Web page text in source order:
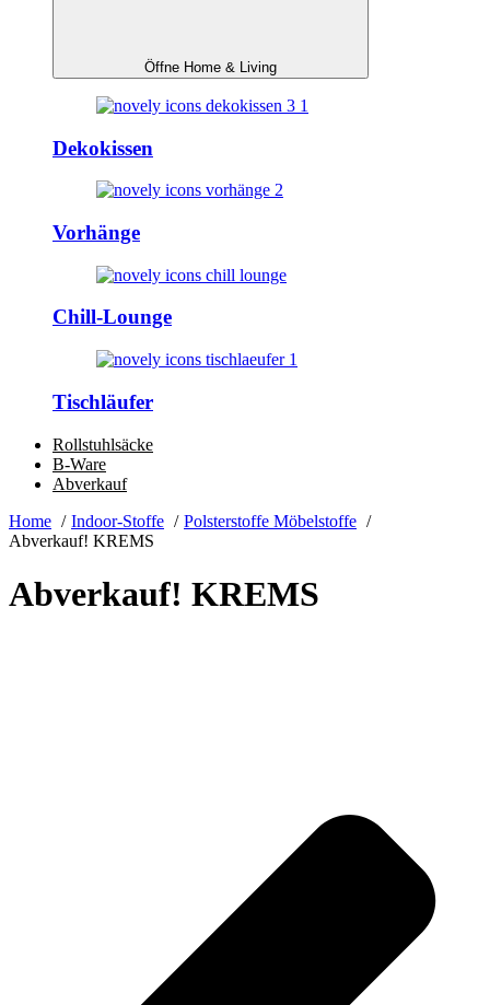
Öffne Home & Living
Dekokissen
Vorhänge
Chill-Lounge
Tischläufer
Rollstuhlsäcke
B-Ware
Abverkauf
Home
Indoor-Stoffe
Polsterstoffe Möbelstoffe
Abverkauf! KREMS
Abverkauf! KREMS